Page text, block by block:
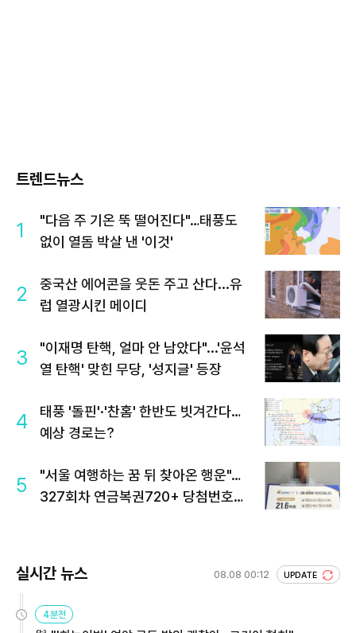
트렌드뉴스
1
"다음 주 기온 뚝 떨어진다"…태풍도
없이 열돔 박살 낸 '이것'
2
중국산 에어콘을 웃돈 주고 산다...유
럽 열광시킨 메이디
3
"이재명 탄핵, 얼마 안 남았다"...'윤석
열 탄핵' 맞힌 무당, '성지글' 등장
4
태풍 '돌핀'·'찬홈' 한반도 빗겨간다…
예상 경로는?
5
"서울 여행하는 꿈 뒤 찾아온 행운"…
327회차 연금복권720+ 당첨번호조
실시간 뉴스 08.08 00:12 UPDATE
4분전